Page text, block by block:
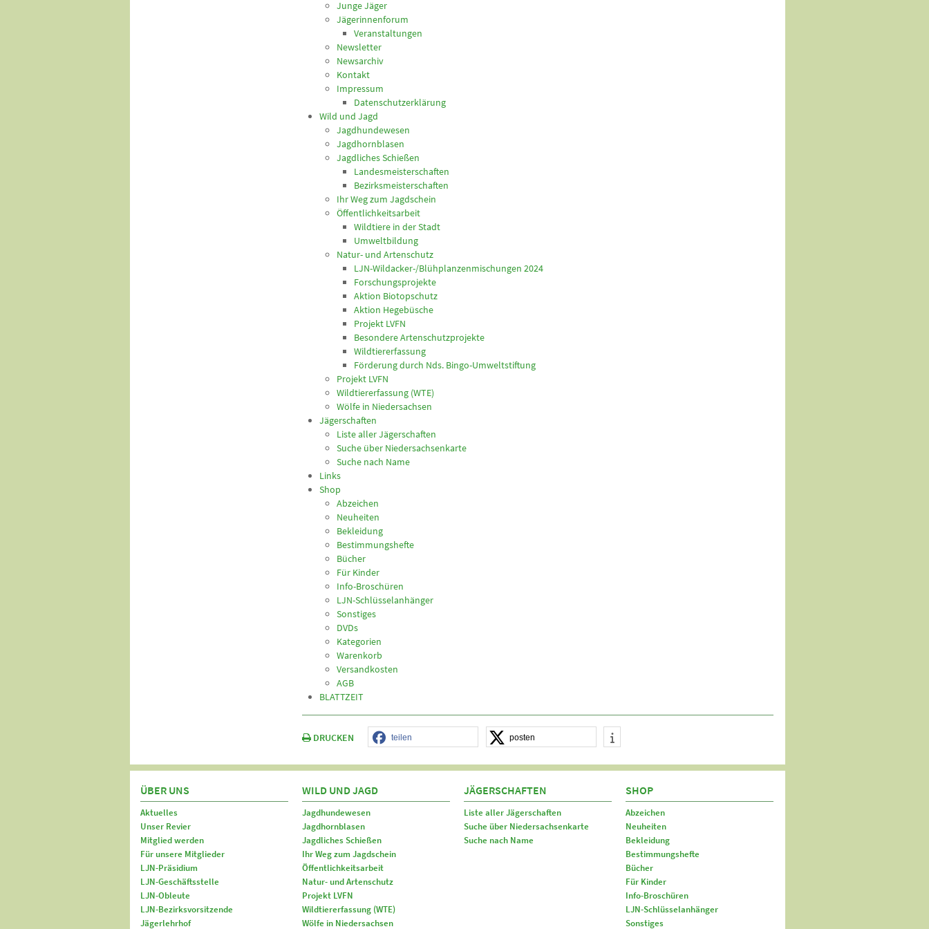
Junge Jäger
Jägerinnenforum
Veranstaltungen
Newsletter
Newsarchiv
Kontakt
Impressum
Datenschutzerklärung
Wild und Jagd
Jagdhundewesen
Jagdhornblasen
Jagdliches Schießen
Landesmeisterschaften
Bezirksmeisterschaften
Ihr Weg zum Jagdschein
Öffentlichkeitsarbeit
Wildtiere in der Stadt
Umweltbildung
Natur- und Artenschutz
LJN-Wildacker-/Blühplanzenmischungen 2024
Forschungsprojekte
Aktion Biotopschutz
Aktion Hegebüsche
Projekt LVFN
Besondere Artenschutzprojekte
Wildtiererfassung
Förderung durch Nds. Bingo-Umweltstiftung
Projekt LVFN
Wildtiererfassung (WTE)
Wölfe in Niedersachsen
Jägerschaften
Liste aller Jägerschaften
Suche über Niedersachsenkarte
Suche nach Name
Links
Shop
Abzeichen
Neuheiten
Bekleidung
Bestimmungshefte
Bücher
Für Kinder
Info-Broschüren
LJN-Schlüsselanhänger
Sonstiges
DVDs
Kategorien
Warenkorb
Versandkosten
AGB
BLATTZEIT
DRUCKEN teilen posten
ÜBER UNS
Aktuelles
Unser Revier
Mitglied werden
Für unsere Mitglieder
LJN-Präsidium
LJN-Geschäftsstelle
LJN-Obleute
LJN-Bezirksvorsitzende
Jägerlehrhof
WILD UND JAGD
Jagdhundewesen
Jagdhornblasen
Jagdliches Schießen
Ihr Weg zum Jagdschein
Öffentlichkeitsarbeit
Natur- und Artenschutz
Projekt LVFN
Wildtiererfassung (WTE)
Wölfe in Niedersachsen
JÄGERSCHAFTEN
Liste aller Jägerschaften
Suche über Niedersachsenkarte
Suche nach Name
SHOP
Abzeichen
Neuheiten
Bekleidung
Bestimmungshefte
Bücher
Für Kinder
Info-Broschüren
LJN-Schlüsselanhänger
Sonstiges